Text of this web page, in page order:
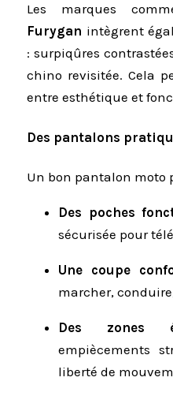
Les marques
Furygan intègrent
: surpiqûres
chino revisitée. Cela
entre esthétique et
Des pantalons
Un bon pantalon moto
Des poches
sécurisée pour
Une coupe
marcher,
Des zones
empiècements
liberté de